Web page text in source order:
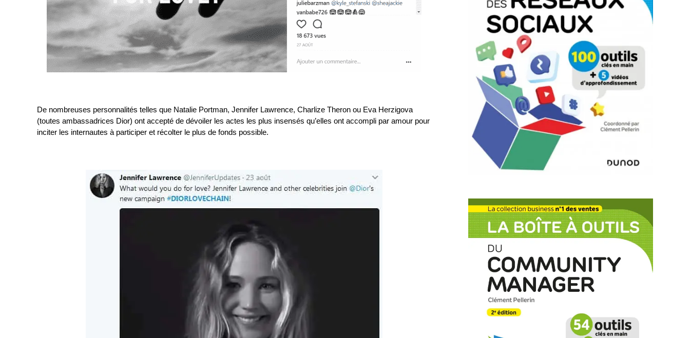
De nombreuses personnalités telles que Natalie Portman, Jennifer Lawrence, Charlize Theron ou Eva Herzigova
(toutes ambassadrices Dior) ont accepté de dévoiler les actes les plus insensés qu’elles ont accompli par amour pour
inciter les internautes à participer et récolter le plus de fonds possible.